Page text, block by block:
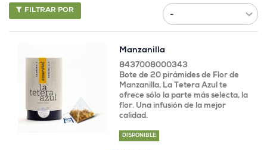
FILTRAR POR
Manzanilla
8437008000343
Bote de 20 pirámides de Flor de
Manzanilla, La Tetera Azul te
ofrece sólo la parte más selecta, la
flor. Una infusión de la mejor
calidad.
DISPONIBLE